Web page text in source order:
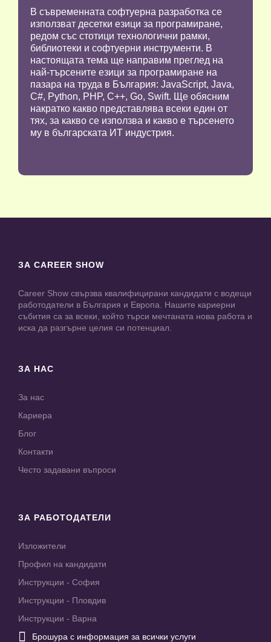
В съвременната софтуерна разработка се
използват десетки езици за програмиране,
редом със стотици технологични рамки,
библиотеки и софтуерни инструменти. В
настоящата тема ще направим преглед на
най-търсените езици за програмиране на
пазара на труда в България: JavaScript, Java,
C#, Python, PHP, C++, Go, Swift. Ще обясним
накратко какво представлява всеки един от
тях, за какво се използва и какво е търсенето
му в българската ИТ индустрия.
ЗА CAREER SHOW
Career Show свързва квалифицирани кандидати с водещи
работодатели в България и Европа. Нашите кариерни
събития са за всеки, който търси мечтаната нова работа и
иска да разгърне целия си потенциал.
ЗА НАС
За нас
Кариера
Блог
Контакти
Често задавани въпроси
ЗА РАБОТОДАТЕЛИ
Изложители
Профил на кандидати
Инструкции - София
Инструкции - Пловдив
Инструкции - Варна
 Брошура с информация за всички услуги